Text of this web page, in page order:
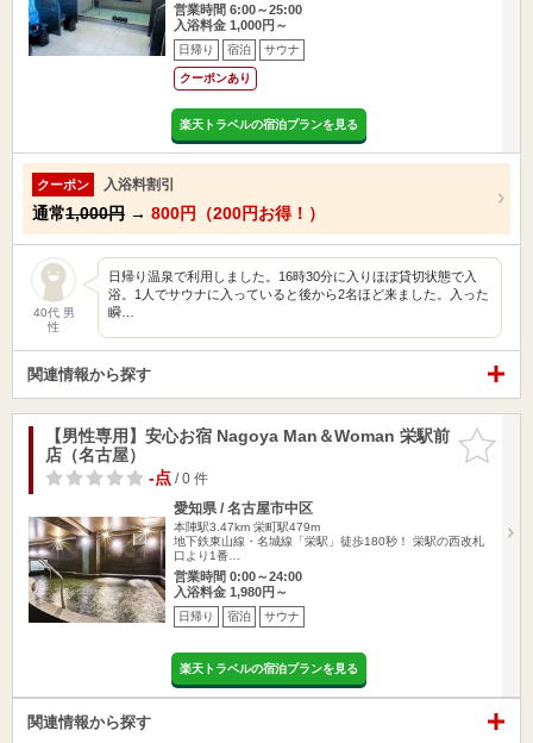
営業時間 6:00～25:00
入浴料金 1,000円～
日帰り 宿泊 サウナ
クーポンあり
楽天トラベルの宿泊プランを見る
クーポン 入浴料割引
通常1,000円 → 800円（200円お得！）
40代 男
性
日帰り温泉で利用しました。16時30分に入りほぼ貸切状態で入
浴。1人でサウナに入っていると後から2名ほど来ました。入った
瞬…
関連情報から探す
お気に入
りに追加
【男性専用】安心お宿 Nagoya Man＆Woman 栄駅前
店（名古屋）
-点/ 0 件
愛知県 / 名古屋市中区
本陣駅3.47km 栄町駅479m
地下鉄東山線・名城線「栄駅」徒歩180秒！ 栄駅の西改札
口より1番…
営業時間 0:00～24:00
入浴料金 1,980円～
日帰り 宿泊 サウナ
楽天トラベルの宿泊プランを見る
関連情報から探す